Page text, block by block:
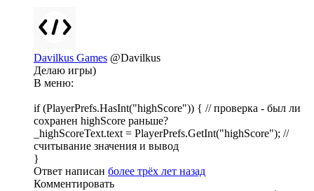
Davilkus Games @Davilkus
Делаю игры)
В меню:
if (PlayerPrefs.HasInt("highScore")) { // проверка - был ли
сохранен highScore раньше?
_highScoreText.text = PlayerPrefs.GetInt("highScore"); //
считывание значения и вывод
}
Ответ написан более трёх лет назад
Комментировать